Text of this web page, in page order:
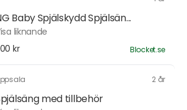
Baby Spjälskydd Spjälsän...
liknande
kr
Blocket.se
2 år
med tillbehör